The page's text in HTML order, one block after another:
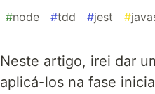
#node #tdd #jest #
Neste artigo, irei dar
aplicá-los na fase